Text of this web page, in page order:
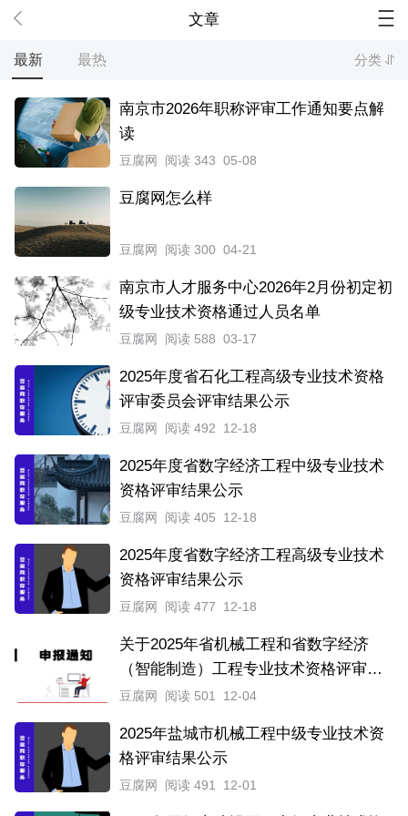
文章
最新 最热 分类
南京市2026年职称评审工作通知要点解
读
豆腐网 阅读 343 05-08
豆腐网怎么样
豆腐网 阅读 300 04-21
南京市人才服务中心2026年2月份初定初
级专业技术资格通过人员名单
豆腐网 阅读 588 03-17
2025年度省石化工程高级专业技术资格
评审委员会评审结果公示
豆腐网 阅读 492 12-18
2025年度省数字经济工程中级专业技术
资格评审结果公示
豆腐网 阅读 405 12-18
2025年度省数字经济工程高级专业技术
资格评审结果公示
豆腐网 阅读 477 12-18
关于2025年省机械工程和省数字经济
（智能制造）工程专业技术资格评审结
果的公示
豆腐网 阅读 501 12-04
2025年盐城市机械工程中级专业技术资
格评审结果公示
豆腐网 阅读 491 12-01